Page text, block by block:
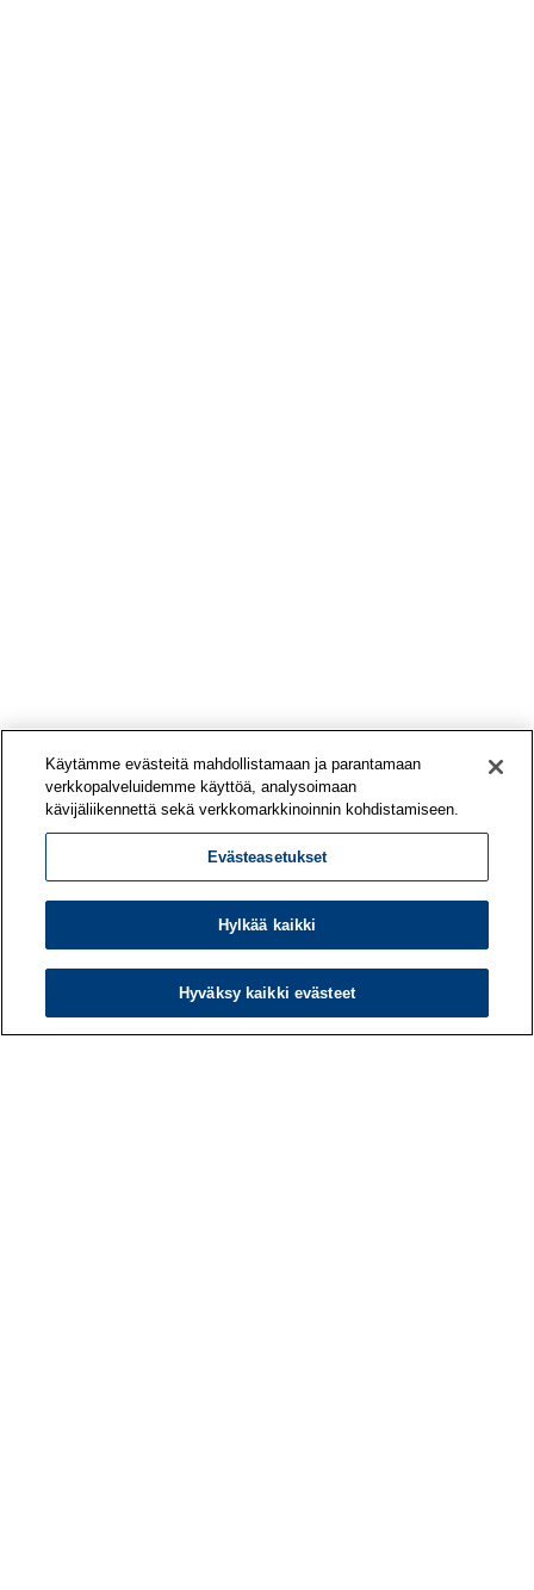
Käytämme evästeitä mahdollistamaan ja parantamaan
verkkopalveluidemme käyttöä, analysoimaan
kävijäliikennettä sekä verkkomarkkinoinnin kohdistamiseen.
Evästeasetukset
Hylkää kaikki
Hyväksy kaikki evästeet